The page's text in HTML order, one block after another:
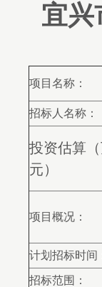
宜兴
项目名称：
招标人名称：
投资估算
元）
项目概况：
计划招标时间
招标范围：